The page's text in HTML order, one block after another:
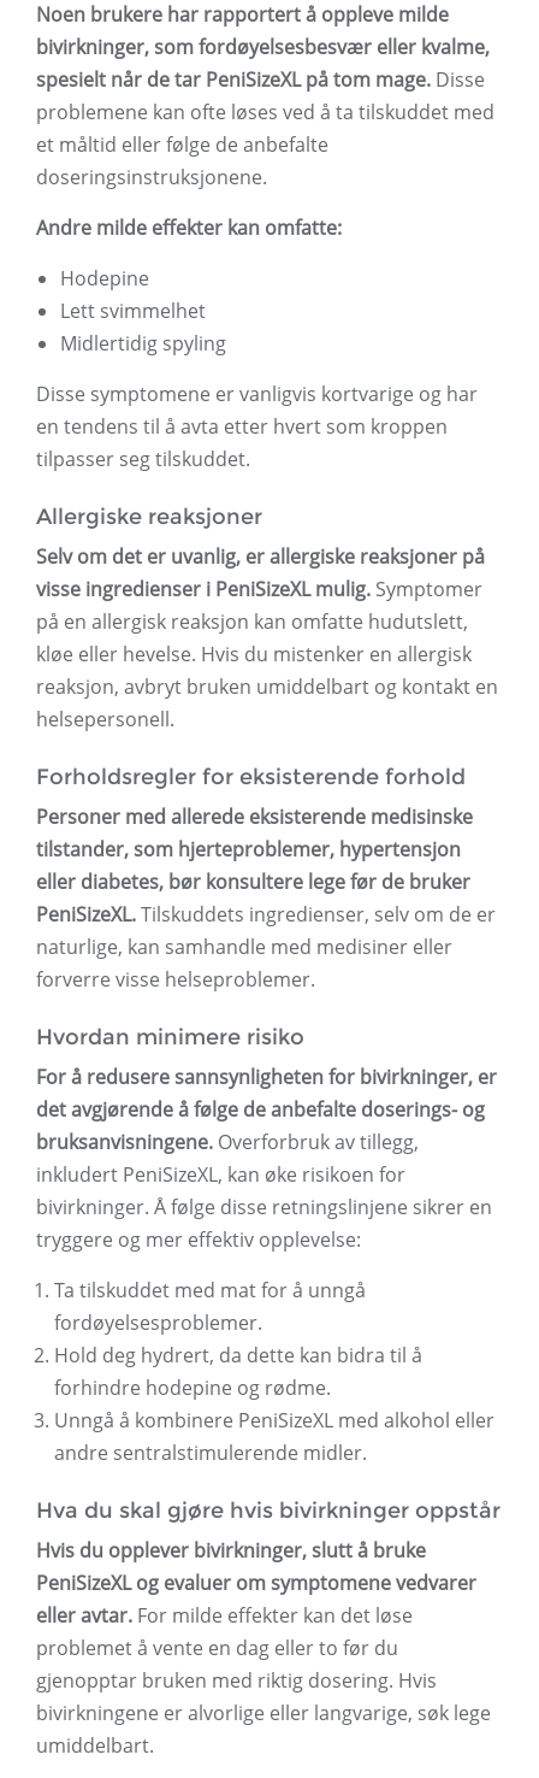
Noen brukere har rapportert å oppleve milde
bivirkninger, som fordøyelsesbesvær eller kvalme,
spesielt når de tar PeniSizeXL på tom mage. Disse
problemene kan ofte løses ved å ta tilskuddet med
et måltid eller følge de anbefalte
doseringsinstruksjonene.
Andre milde effekter kan omfatte:
Hodepine
Lett svimmelhet
Midlertidig spyling
Disse symptomene er vanligvis kortvarige og har
en tendens til å avta etter hvert som kroppen
tilpasser seg tilskuddet.
Allergiske reaksjoner
Selv om det er uvanlig, er allergiske reaksjoner på
visse ingredienser i PeniSizeXL mulig. Symptomer
på en allergisk reaksjon kan omfatte hudutslett,
kløe eller hevelse. Hvis du mistenker en allergisk
reaksjon, avbryt bruken umiddelbart og kontakt en
helsepersonell.
Forholdsregler for eksisterende forhold
Personer med allerede eksisterende medisinske
tilstander, som hjerteproblemer, hypertensjon
eller diabetes, bør konsultere lege før de bruker
PeniSizeXL.Tilskuddets ingredienser, selv om de er
naturlige, kan samhandle med medisiner eller
forverre visse helseproblemer.
Hvordan minimere risiko
For å redusere sannsynligheten for bivirkninger, er
det avgjørende å følge de anbefalte doserings- og
bruksanvisningene. Overforbruk av tillegg,
inkludert PeniSizeXL, kan øke risikoen for
bivirkninger. Å følge disse retningslinjene sikrer en
tryggere og mer effektiv opplevelse:
Ta tilskuddet med mat for å unngå
fordøyelsesproblemer.
Hold deg hydrert, da dette kan bidra til å
forhindre hodepine og rødme.
Unngå å kombinere PeniSizeXL med alkohol eller
andre sentralstimulerende midler.
Hva du skal gjøre hvis bivirkninger oppstår
Hvis du opplever bivirkninger, slutt å bruke
PeniSizeXL og evaluer om symptomene vedvarer
eller avtar. For milde effekter kan det løse
problemet å vente en dag eller to før du
gjenopptar bruken med riktig dosering. Hvis
bivirkningene er alvorlige eller langvarige, søk lege
umiddelbart.